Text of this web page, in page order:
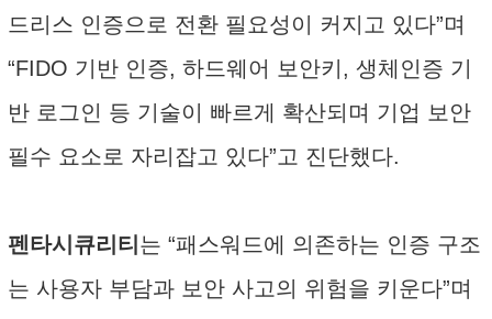
드리스 인증으로 전환 필요성이 커지고 있다”며
“FIDO 기반 인증, 하드웨어 보안키, 생체인증 기
반 로그인 등 기술이 빠르게 확산되며 기업 보안
필수 요소로 자리잡고 있다”고 진단했다.
펜타시큐리티 는 “패스워드에 의존하는 인증 구조
는 사용자 부담과 보안 사고의 위험을 키운다”며